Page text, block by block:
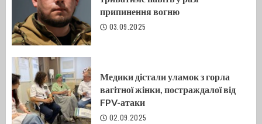
припинення вогню
03.09.2025
Медики дістали уламок з горла
вагітної жінки, постраждалої від
FPV-атаки
02.09.2025